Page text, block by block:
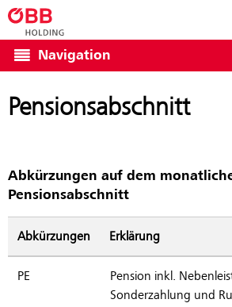
Navigation
Pensionsabschnitt
Abkürzungen auf dem
Pensionsabschnitt
Abkürzungen Erklärung
PE
Pension inkl.
Sonderzahlung und